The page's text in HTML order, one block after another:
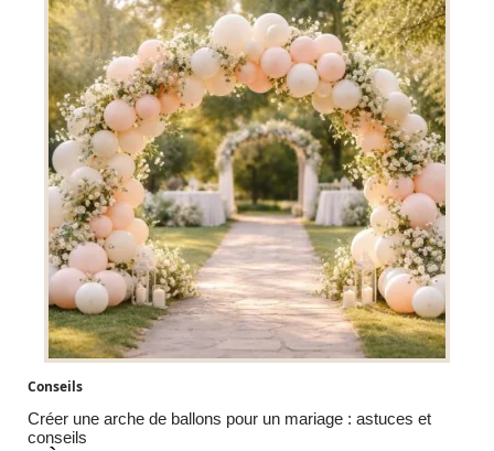
Conseils
Créer une arche de ballons pour un mariage : astuces et
conseils